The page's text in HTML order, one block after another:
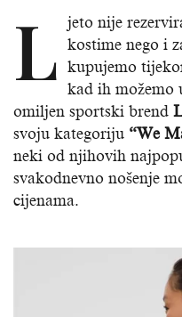
L jeto nije
kostime nego i
kupujemo
kad ih možemo
omiljen sportski brend
svoju kategoriju “We
neki od njihovih
svakodnevno nošenje
cijenama.